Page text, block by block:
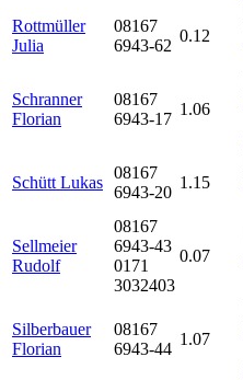
Rottmüller
Julia
08167
6943-62
0.12
Schranner
Florian
08167
6943-17
1.06
Schütt Lukas
08167
6943-20
1.15
Sellmeier
Rudolf
08167
6943-43
0171
3032403
0.07
Silberbauer
Florian
08167
6943-44
1.07